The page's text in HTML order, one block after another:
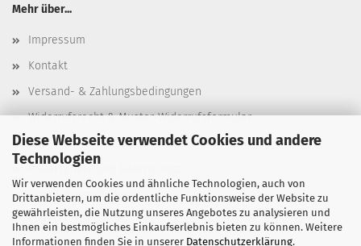
Diese Webseite verwendet Cookies und andere
Technologien
Wir verwenden Cookies und ähnliche Technologien, auch von
Drittanbietern, um die ordentliche Funktionsweise der Website zu
gewährleisten, die Nutzung unseres Angebotes zu analysieren und
Ihnen ein bestmögliches Einkaufserlebnis bieten zu können. Weitere
Informationen finden Sie in unserer Datenschutzerklärung.
Mehr über...
Impressum
Kontakt
Versand- & Zahlungsbedingungen
Widerrufsrecht & Muster-Widerrufsformular
AGB
Privatsphäre und Datenschutz
Cookie Einstellungen